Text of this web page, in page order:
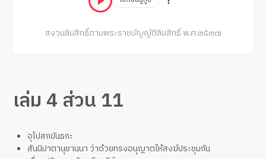
สงวนลิขสิทธิ์ตามพระราชบัญญัติลิขสิทธิ์ พ.ศ.๒๕๓๗
เล่ม 4 ส่วน 11
อุโปสถขันธกะ
สันนิปาตานุชานนา ว่าด้วยทรงอนุญาตให้สงฆ์ประชุมกัน